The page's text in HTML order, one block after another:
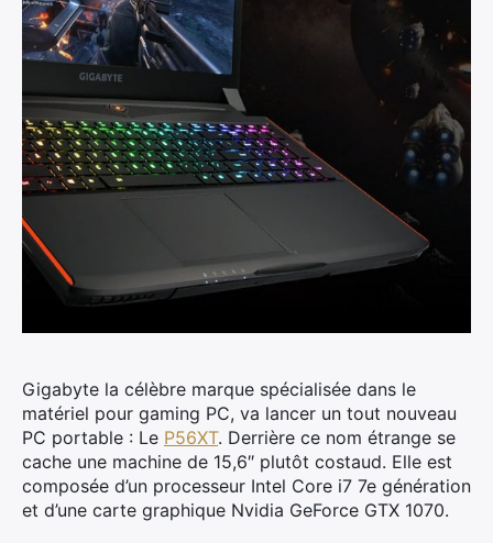
Gigabyte la célèbre marque spécialisée dans le
matériel pour gaming PC, va lancer un tout nouveau
PC portable : Le P56XT. Derrière ce nom étrange se
cache une machine de 15,6″ plutôt costaud. Elle est
composée d’un processeur Intel Core i7 7e génération
et d’une carte graphique Nvidia GeForce GTX 1070.